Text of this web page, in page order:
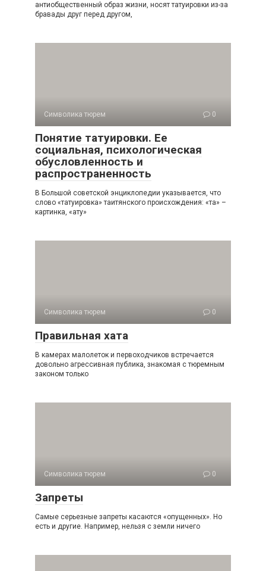
антиобщественный образ жизни, носят татуировки из-за
бравады друг перед другом,
Символика тюрем 0
Понятие татуировки. Ее
социальная, психологическая
обусловленность и
распространенность
В Большой советской энциклопедии указывается, что
слово «татуировка» таитянского происхождения: «та» –
картинка, «ату»
Символика тюрем 0
Правильная хата
В камерах малолеток и первоходчиков встречается
довольно агрессивная публика, знакомая с тюремным
законом только
Символика тюрем 0
Запреты
Самые серьезные запреты касаются «опущенных». Но
есть и другие. Например, нельзя с земли ничего